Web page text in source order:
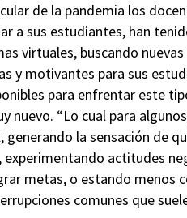
de la pandemia los
a sus estudiantes, han
virtuales, buscando
y motivantes para sus
para enfrentar este
nuevo. “Lo cual para
la sensación de
experimentando actitudes
metas, o estando menos
comunes que